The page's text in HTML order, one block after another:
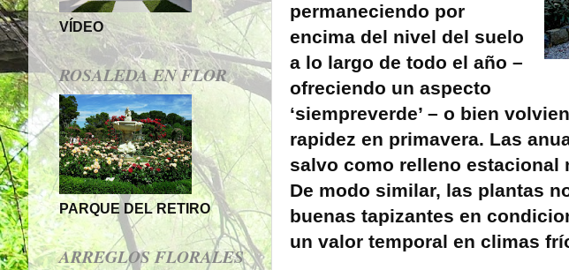
permaneciendo por
encima del nivel del suelo
a lo largo de todo el año –
ofreciendo un aspecto
‘siempreverde’ – o bien
rapidez en primavera. Las
salvo como relleno estacional
De modo similar, las plantas
buenas tapizantes en
un valor temporal en climas
VÍDEO
ROSALEDA EN FLOR
PARQUE DEL RETIRO
ARREGLOS FLORALES